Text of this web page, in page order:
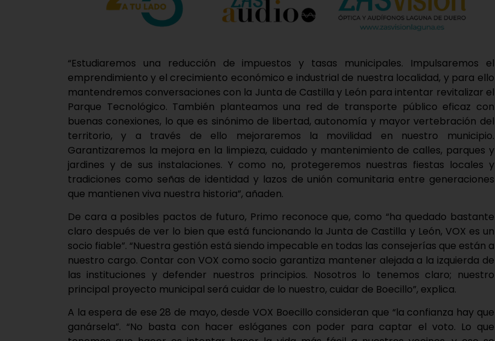
“Estudiaremos una reducción de impuestos y tasas municipales. Impulsaremos el
emprendimiento y el crecimiento económico e industrial de nuestra localidad, y para ello
mantendremos conversaciones con la Junta de Castilla y León para intentar revitalizar el
Parque Tecnológico. También planteamos una red de transporte público eficaz con
buenas conexiones, lo que es sinónimo de libertad, autonomía y mayor vertebración del
territorio, y a través de ello mejoraremos la movilidad en nuestro municipio.
Garantizaremos la mejora en la limpieza, cuidado y mantenimiento de calles, parques y
jardines y de sus instalaciones. Y como no, protegeremos nuestras fiestas locales y
tradiciones como señas de identidad y lazos de unión comunitaria entre generaciones
que mantienen viva nuestra historia”, añaden.
De cara a posibles pactos de futuro, Primo reconoce que, como “ha quedado bastante
claro después de ver lo bien que está funcionando la Junta de Castilla y León, VOX es un
socio fiable”. “Nuestra gestión está siendo impecable en todas las consejerías que están a
nuestro cargo. Contar con VOX como socio garantiza mantener alejada a la izquierda de
las instituciones y defender nuestros principios. Nosotros lo tenemos claro; nuestro
principal proyecto municipal será cuidar de lo nuestro, cuidar de Boecillo”, explica.
A la espera de ese 28 de mayo, desde VOX Boecillo consideran que “la confianza hay que
ganársela”. “No basta con hacer eslóganes con poder para captar el voto. Lo que